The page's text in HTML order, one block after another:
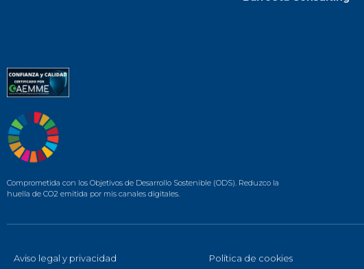
Comprometida con los Objetivos de Desarrollo Sostenible (ODS). Reduzco la
huella de CO2 emitida por mis canales digitales.
Aviso legal y privacidad Política de cookies